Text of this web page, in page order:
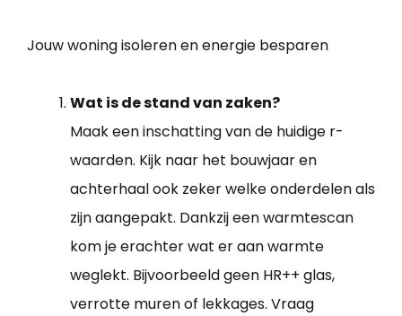
Jouw woning isoleren en energie besparen
Wat is de stand van zaken?
Maak een inschatting van de huidige r-
waarden. Kijk naar het bouwjaar en
achterhaal ook zeker welke onderdelen als
zijn aangepakt. Dankzij een warmtescan
kom je erachter wat er aan warmte
weglekt. Bijvoorbeeld geen HR++ glas,
verrotte muren of lekkages. Vraag